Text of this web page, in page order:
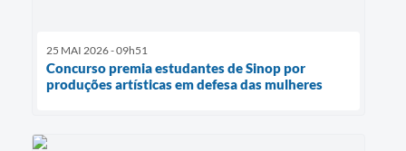
25 MAI 2026 - 09h51
Concurso premia estudantes de Sinop por
produções artísticas em defesa das mulheres